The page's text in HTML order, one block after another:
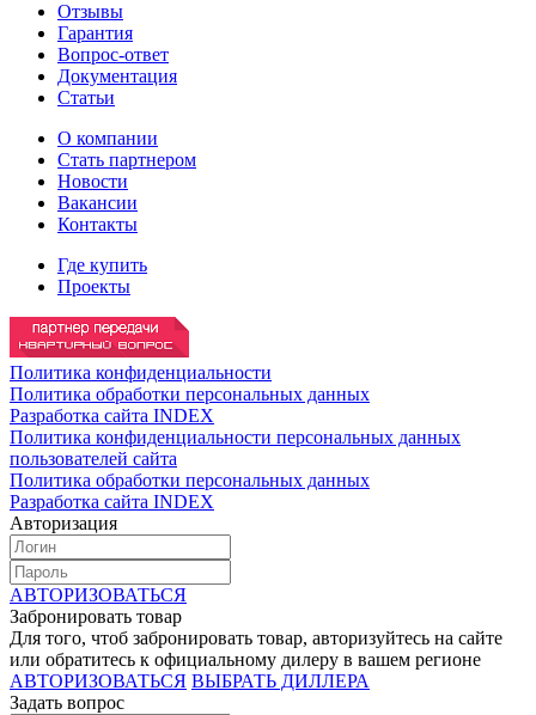
Отзывы
Гарантия
Вопрос-ответ
Документация
Статьи
О компании
Стать партнером
Новости
Вакансии
Контакты
Где купить
Проекты
Политика конфиденциальности
Политика обработки персональных данных
Разработка сайта INDEX
Политика конфиденциальности персональных данных
пользователей сайта
Политика обработки персональных данных
Разработка сайта INDEX
Авторизация
АВТОРИЗОВАТЬСЯ
Забронировать товар
Для того, чтоб забронировать товар, авторизуйтесь на сайте
или обратитесь к официальному дилеру в вашем регионе
АВТОРИЗОВАТЬСЯ ВЫБРАТЬ ДИЛЛЕРА
Задать вопрос